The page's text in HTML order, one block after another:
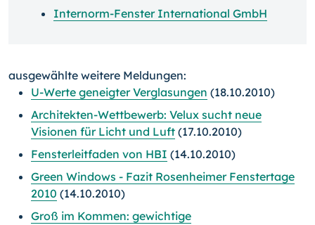
Internorm-Fenster International GmbH
ausgewählte weitere Meldungen:
U-Werte geneigter Verglasungen (18.10.2010)
Architekten-Wettbewerb: Velux sucht neue
Visionen für Licht und Luft (17.10.2010)
Fensterleitfaden von HBI (14.10.2010)
Green Windows - Fazit Rosenheimer Fenstertage
2010 (14.10.2010)
Groß im Kommen: gewichtige